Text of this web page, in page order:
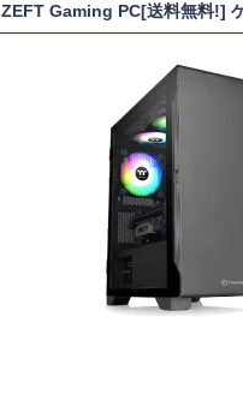
ZEFT Gaming PC[送料無料!]